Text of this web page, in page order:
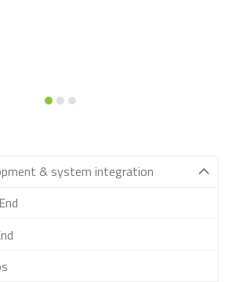
& system integration